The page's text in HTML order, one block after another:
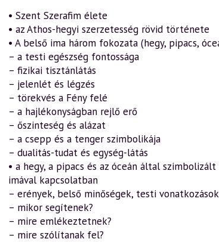
A
kontempláció
jelentősége
a
keresztény
hagyományban
2.
rész
(2015.01.23.)
mennyiség
• Szent Szerafim élete
• az Athos-hegyi szerzetesség rövid története
• A belső ima három fokozata (hegy, pipacs,
– a testi egészség fontossága
– fizikai tisztánlátás
– jelenlét és légzés
– törekvés a Fény felé
– a hajlékonyságban rejlő erő
– őszinteség és alázat
– a csepp és a tenger szimbolikája
– dualitás-tudat és egység-látás
• a hegy, a pipacs és az óceán által
imával kapcsolatban
– erények, belső minőségek, testi vonatkozások
– mikor segítenek?
– mire emlékeztetnek?
– mire szólítanak fel?